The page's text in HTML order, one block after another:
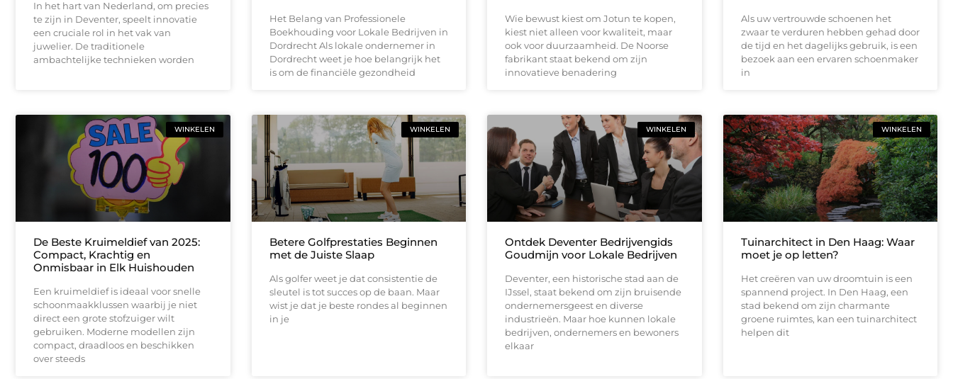
In het hart van Nederland, om precies
te zijn in Deventer, speelt innovatie
een cruciale rol in het vak van
juwelier. De traditionele
ambachtelijke technieken worden
Het Belang van Professionele
Boekhouding voor Lokale Bedrijven in
Dordrecht Als lokale ondernemer in
Dordrecht weet je hoe belangrijk het
is om de financiële gezondheid
Wie bewust kiest om Jotun te kopen,
kiest niet alleen voor kwaliteit, maar
ook voor duurzaamheid. De Noorse
fabrikant staat bekend om zijn
innovatieve benadering
Als uw vertrouwde schoenen het
zwaar te verduren hebben gehad door
de tijd en het dagelijks gebruik, is een
bezoek aan een ervaren schoenmaker
in
WINKELEN
De Beste Kruimeldief van 2025:
Compact, Krachtig en
Onmisbaar in Elk Huishouden
Een kruimeldief is ideaal voor snelle
schoonmaakklussen waarbij je niet
direct een grote stofzuiger wilt
gebruiken. Moderne modellen zijn
compact, draadloos en beschikken
over steeds
WINKELEN
Betere Golfprestaties Beginnen
met de Juiste Slaap
Als golfer weet je dat consistentie de
sleutel is tot succes op de baan. Maar
wist je dat je beste rondes al beginnen
in je
WINKELEN
Ontdek Deventer Bedrijvengids
Goudmijn voor Lokale Bedrijven
Deventer, een historische stad aan de
IJssel, staat bekend om zijn bruisende
ondernemersgeest en diverse
industrieën. Maar hoe kunnen lokale
bedrijven, ondernemers en bewoners
elkaar
WINKELEN
Tuinarchitect in Den Haag: Waar
moet je op letten?
Het creëren van uw droomtuin is een
spannend project. In Den Haag, een
stad bekend om zijn charmante
groene ruimtes, kan een tuinarchitect
helpen dit